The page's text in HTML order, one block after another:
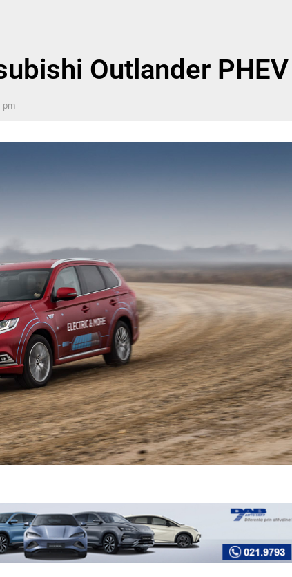
Outlander PHEV
pm